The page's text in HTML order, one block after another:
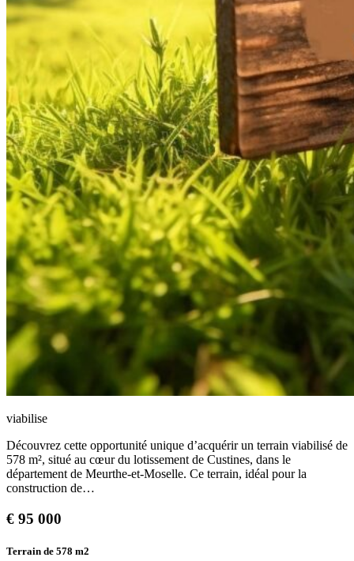
viabilise
Découvrez cette opportunité unique d’acquérir un terrain viabilisé de
578 m², situé au cœur du lotissement de Custines, dans le
département de Meurthe-et-Moselle. Ce terrain, idéal pour la
construction de…
€ 95 000
Terrain de 578 m2